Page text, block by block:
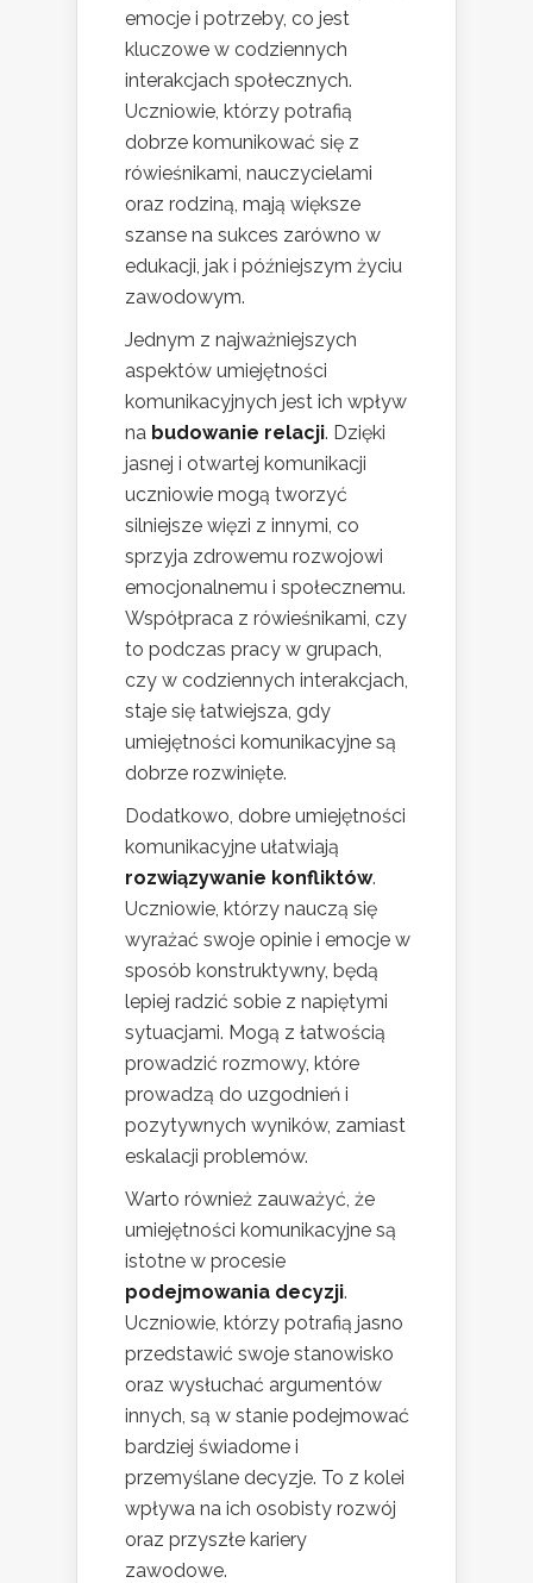
emocje i potrzeby, co jest
kluczowe w codziennych
interakcjach społecznych.
Uczniowie, którzy potrafią
dobrze komunikować się z
rówieśnikami, nauczycielami
oraz rodziną, mają większe
szanse na sukces zarówno w
edukacji, jak i późniejszym życiu
zawodowym.
Jednym z najważniejszych
aspektów umiejętności
komunikacyjnych jest ich wpływ
na budowanie relacji. Dzięki
jasnej i otwartej komunikacji
uczniowie mogą tworzyć
silniejsze więzi z innymi, co
sprzyja zdrowemu rozwojowi
emocjonalnemu i społecznemu.
Współpraca z rówieśnikami, czy
to podczas pracy w grupach,
czy w codziennych interakcjach,
staje się łatwiejsza, gdy
umiejętności komunikacyjne są
dobrze rozwinięte.
Dodatkowo, dobre umiejętności
komunikacyjne ułatwiają
rozwiązywanie konfliktów.
Uczniowie, którzy nauczą się
wyrażać swoje opinie i emocje w
sposób konstruktywny, będą
lepiej radzić sobie z napiętymi
sytuacjami. Mogą z łatwością
prowadzić rozmowy, które
prowadzą do uzgodnień i
pozytywnych wyników, zamiast
eskalacji problemów.
Warto również zauważyć, że
umiejętności komunikacyjne są
istotne w procesie
podejmowania decyzji.
Uczniowie, którzy potrafią jasno
przedstawić swoje stanowisko
oraz wysłuchać argumentów
innych, są w stanie podejmować
bardziej świadome i
przemyślane decyzje. To z kolei
wpływa na ich osobisty rozwój
oraz przyszłe kariery
zawodowe.